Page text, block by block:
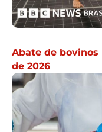
Abate de bovinos
de 2026